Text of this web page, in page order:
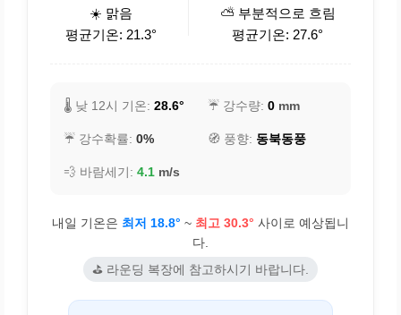
☀️ 맑음
평균기온: 21.3°
⛅ 부분적으로 흐림
평균기온: 27.6°
🌡️ 낮 12시 기온: 28.6° ☔ 강수량: 0 mm
☔ 강수확률: 0% 🧭 풍향: 동북동풍
💨 바람세기: 4.1 m/s
내일 기온은 최저 18.8° ~ 최고 30.3° 사이로 예상됩니
다.
⛳ 라운딩 복장에 참고하시기 바랍니다.